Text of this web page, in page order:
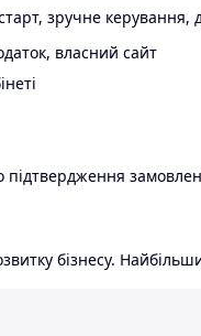
зручне керування,
власний сайт
підтвердження
бізнесу.